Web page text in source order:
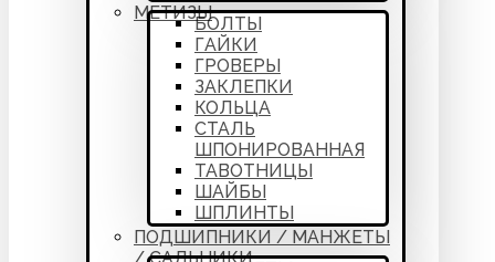
МЕТИЗЫ
БОЛТЫ
ГАЙКИ
ГРОВЕРЫ
ЗАКЛЕПКИ
КОЛЬЦА
СТАЛЬ
ШПОНИРОВАННАЯ
ТАВОТНИЦЫ
ШАЙБЫ
ШПЛИНТЫ
ПОДШИПНИКИ / МАНЖЕТЫ
/ САЛЬНИКИ